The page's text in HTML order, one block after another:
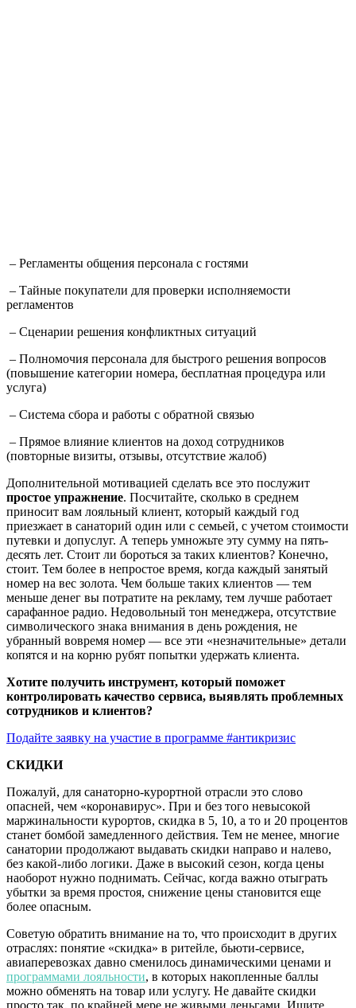
– Регламенты общения персонала с гостями
– Тайные покупатели для проверки исполняемости
регламентов
– Cценарии решения конфликтных ситуаций
– Полномочия персонала для быстрого решения вопросов
(повышение категории номера, бесплатная процедура или
услуга)
– Система сбора и работы с обратной связью
– Прямое влияние клиентов на доход сотрудников
(повторные визиты, отзывы, отсутствие жалоб)
Дополнительной мотивацией сделать все это послужит
простое упражнение. Посчитайте, сколько в среднем
приносит вам лояльный клиент, который каждый год
приезжает в санаторий один или с семьей, с учетом стоимости
путевки и допуслуг. А теперь умножьте эту сумму на пять-
десять лет. Стоит ли бороться за таких клиентов? Конечно,
стоит. Тем более в непростое время, когда каждый занятый
номер на вес золота. Чем больше таких клиентов — тем
меньше денег вы потратите на рекламу, тем лучше работает
сарафанное радио. Недовольный тон менеджера, отсутствие
символического знака внимания в день рождения, не
убранный вовремя номер — все эти «незначительные» детали
копятся и на корню рубят попытки удержать клиента.
Хотите получить инструмент, который поможет
контролировать качество сервиса, выявлять проблемных
сотрудников и клиентов?
Подайте заявку на участие в программе #антикризис
СКИДКИ
Пожалуй, для санаторно-курортной отрасли это слово
опасней, чем «коронавирус». При и без того невысокой
маржинальности курортов, скидка в 5, 10, а то и 20 процентов
станет бомбой замедленного действия. Тем не менее, многие
санатории продолжают выдавать скидки направо и налево,
без какой-либо логики. Даже в высокий сезон, когда цены
наоборот нужно поднимать. Сейчас, когда важно отыграть
убытки за время простоя, снижение цены становится еще
более опасным.
Советую обратить внимание на то, что происходит в других
отраслях: понятие «скидка» в ритейле, бьюти-сервисе,
авиаперевозках давно сменилось динамическими ценами и
программами лояльности, в которых накопленные баллы
можно обменять на товар или услугу. Не давайте скидки
просто так, по крайней мере не живыми деньгами. Ищите